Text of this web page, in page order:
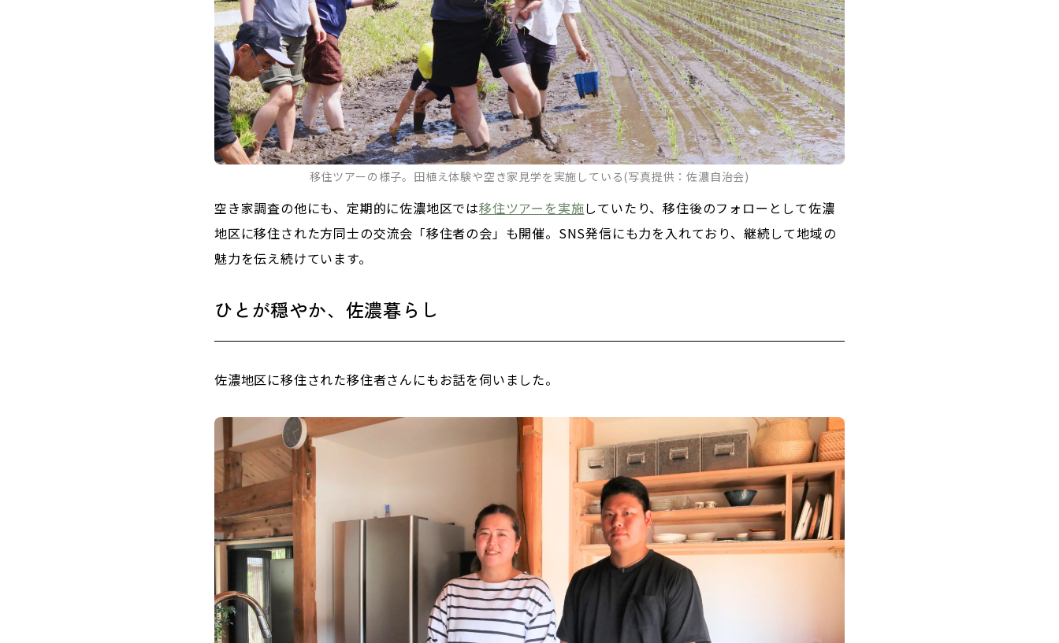
移住ツアーの様子。田植え体験や空き家見学を実施している(写真提供：佐濃自治会)
空き家調査の他にも、定期的に佐濃地区では移住ツアーを実施していたり、移住後のフォローとして佐濃
地区に移住された方同士の交流会「移住者の会」も開催。SNS発信にも力を入れており、継続して地域の
魅力を伝え続けています。
ひとが穏やか、佐濃暮らし
佐濃地区に移住された移住者さんにもお話を伺いました。